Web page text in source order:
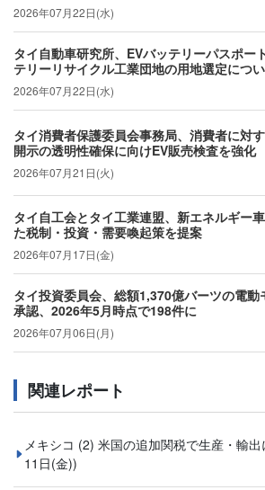
2026年07月22日(水)
タイ自動車研究所、EVバッテリーパスポー
テリーリサイクル工業団地の用地選定につ
2026年07月22日(水)
タイ消費者保護委員会事務局、消費者に対
開示の透明性確保に向けEV販売検査を強化
2026年07月21日(火)
タイ自工会とタイ工業連盟、新エネルギー
た税制・投資・需要喚起策を提案
2026年07月17日(金)
タイ投資委員会、総額1,370億バーツの電
承認、2026年5月時点で198件に
2026年07月06日(月)
関連レポート
メキシコ (2) 米国の追加関税で生産・輸
11日(金))